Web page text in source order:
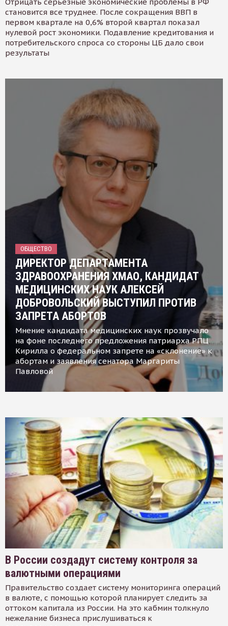
Отрицать серьезные экономические проблемы в РФ
становится все труднее. После сокращения ВВП в
первом квартале на 0,6% второй квартал показал
нулевой рост экономики. Подавление кредитования и
потребительского спроса со стороны ЦБ дало свои
результаты
ОБЩЕСТВО
ДИРЕКТОР ДЕПАРТАМЕНТА
ЗДРАВООХРАНЕНИЯ ХМАО, КАНДИДАТ
МЕДИЦИНСКИХ НАУК АЛЕКСЕЙ
ДОБРОВОЛЬСКИЙ ВЫСТУПИЛ ПРОТИВ
ЗАПРЕТА АБОРТОВ
Мнение кандидата медицинских наук прозвучало
на фоне последнего предложения патриарха РПЦ
Кирилла о федеральном запрете на «склонение» к
абортам и заявления сенатора Маргариты
Павловой
В России создадут систему контроля за
валютными операциями
Правительство создает систему мониторинга операций
в валюте, с помощью которой планирует следить за
оттоком капитала из России. На это кабмин толкнуло
нежелание бизнеса прислушиваться к